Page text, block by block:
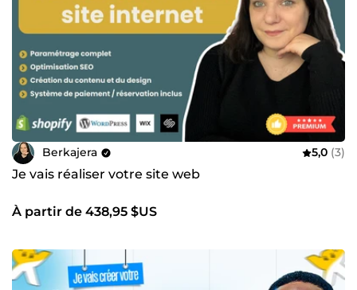
Berkajera 5,0 (3)
Je vais réaliser votre site web
À partir de 438,95 $US